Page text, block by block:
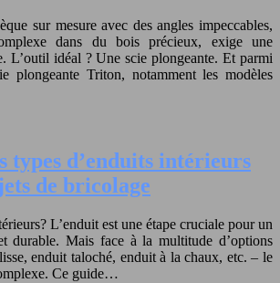
sur mesure avec des angles impeccables,
dans du bois précieux, exige une
L’outil idéal ? Une scie plongeante. Et parmi
plongeante Triton, notamment les modèles
types d’enduits intérieurs
de bricolage
L’enduit est une étape cruciale pour un
durable. Mais face à la multitude d’options
enduit taloché, enduit à la chaux, etc. – le
Ce guide…